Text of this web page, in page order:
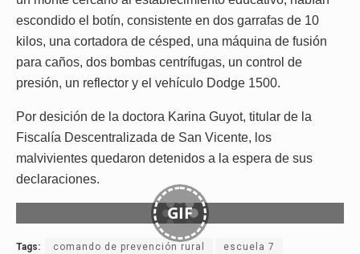
escondido el botín, consistente en dos garrafas de 10
kilos, una cortadora de césped, una máquina de fusión
para caños, dos bombas centrífugas, un control de
presión, un reflector y el vehículo Dodge 1500.
Por desición de la doctora Karina Guyot, titular de la
Fiscalía Descentralizada de San Vicente, los
malvivientes quedaron detenidos a la espera de sus
declaraciones.
GIF
Tags: comando de prevención rural escuela 7